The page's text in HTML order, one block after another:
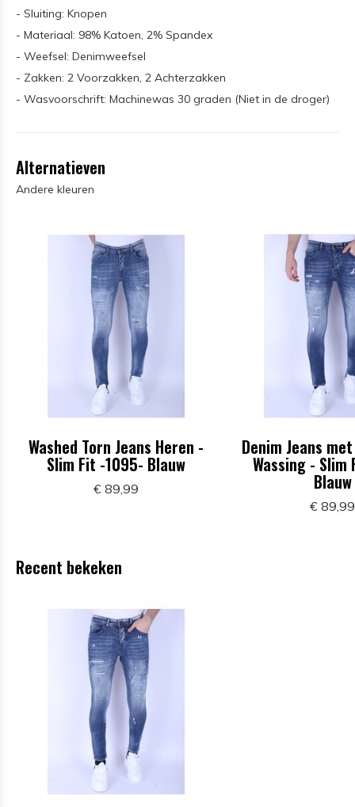
- Sluiting: Knopen
- Materiaal: 98% Katoen, 2% Spandex
- Weefsel: Denimweefsel
- Zakken: 2 Voorzakken, 2 Achterzakken
- Wasvoorschrift: Machinewas 30 graden (Niet in de droger)
Alternatieven
Andere kleuren
Washed Torn Jeans Heren -
Slim Fit -1095- Blauw
€ 89,99
Denim Jeans
Wassing -
Blauw
€ 89,99
Recent bekeken